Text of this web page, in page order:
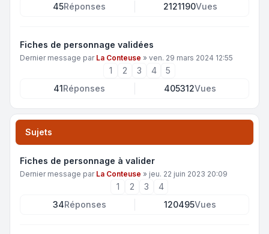
45Réponses 2121190Vues
Fiches de personnage validées
Dernier message par La Conteuse » ven. 29 mars 2024 12:55
1 2 3 4
5
41Réponses 405312Vues
Sujets
Fiches de personnage à valider
Dernier message par La Conteuse » jeu. 22 juin 2023 20:09
1 2 3
4
34Réponses 120495Vues